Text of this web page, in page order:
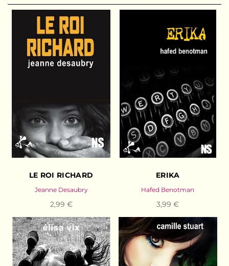
LE ROI RICHARD
Jeanne Desaubry
2,99 €
ERIKA
Hafed Benotman
3,99 €